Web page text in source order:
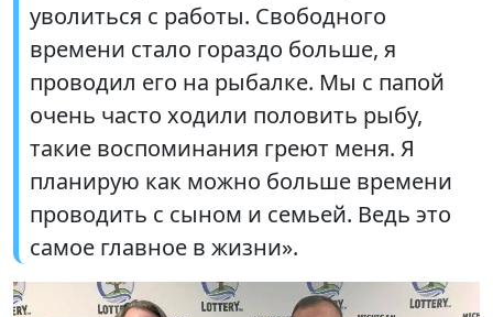
уволиться с работы. Свободного
времени стало гораздо больше, я
проводил его на рыбалке. Мы с папой
очень часто ходили половить рыбу,
такие воспоминания греют меня. Я
планирую как можно больше времени
проводить с сыном и семьей. Ведь это
самое главное в жизни».